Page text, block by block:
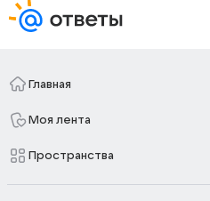
Главная
Моя лента
Пространства